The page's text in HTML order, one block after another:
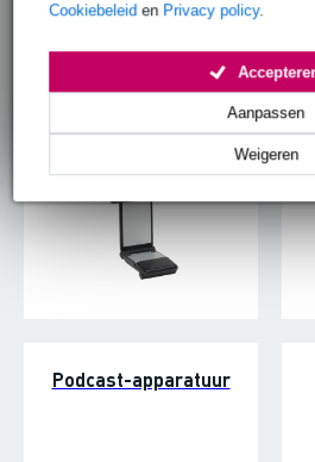
Cookiebeleid en Privacy policy.
Weigeren
Aanpassen
USB-microfoons
Podcast-apparatuur